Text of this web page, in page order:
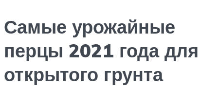
Самые урожайные
перцы 2021 года для
открытого грунта